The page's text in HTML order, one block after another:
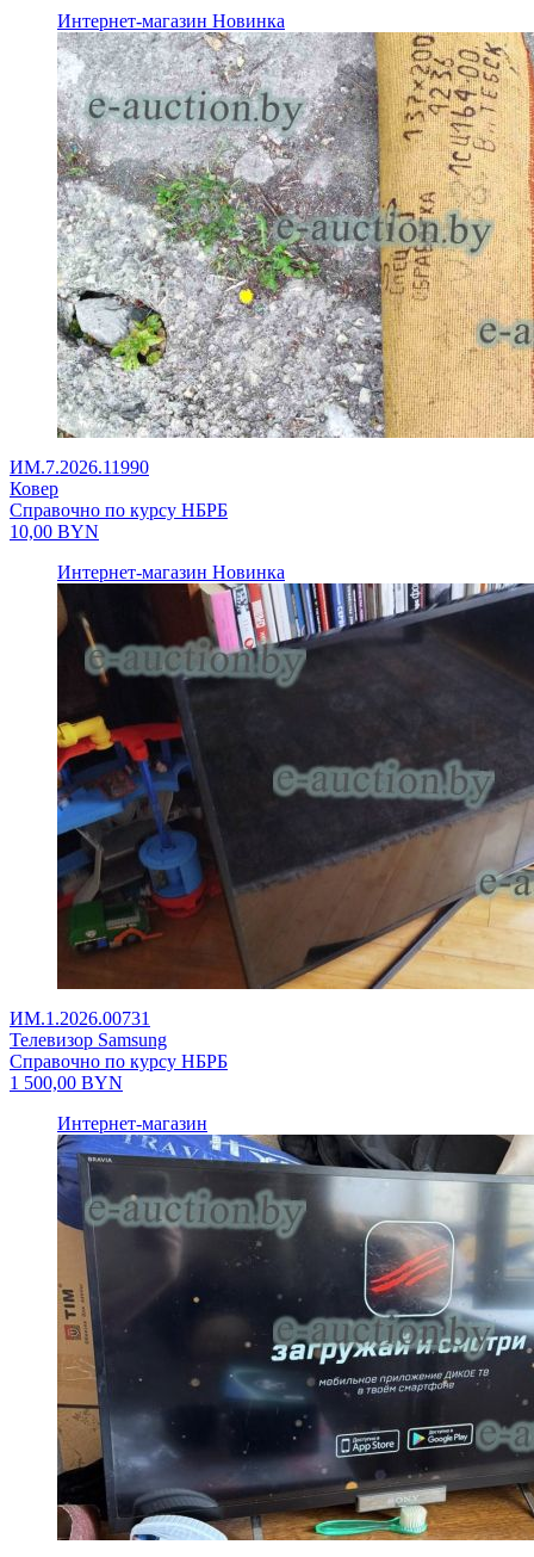
Интернет-магазин Новинка
ИМ.7.2026.11990
Ковер
Справочно по курсу НБРБ
10,00 BYN
Интернет-магазин Новинка
ИМ.1.2026.00731
Телевизор Samsung
Справочно по курсу НБРБ
1 500,00 BYN
Интернет-магазин